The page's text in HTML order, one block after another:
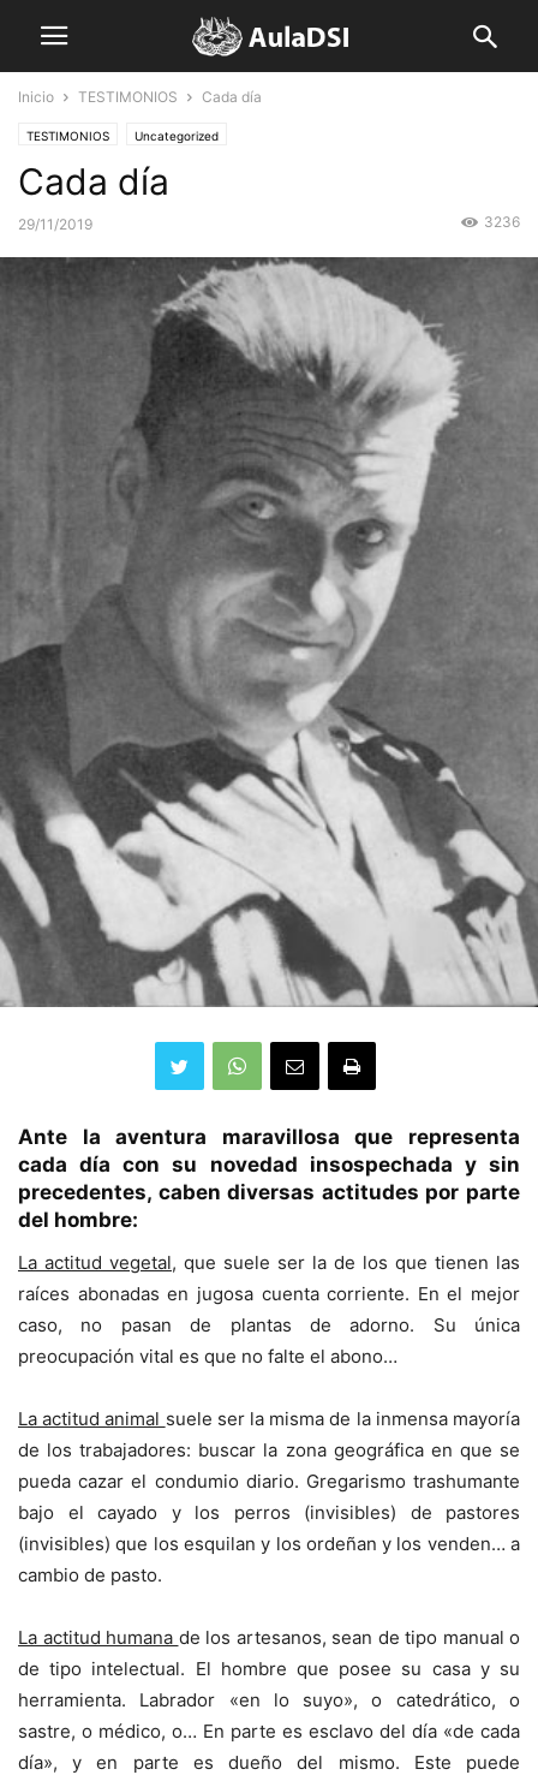
Inicio TESTIMONIOS Cada día
TESTIMONIOS Uncategorized
Cada día
29/11/2019 3236
Ante la aventura maravillosa que representa
cada día con su novedad insospechada y sin
precedentes, caben diversas actitudes por parte
del hombre:
La actitud vegetal, que suele ser la de los que tienen las
raíces abonadas en jugosa cuenta corriente. En el mejor
caso, no pasan de plantas de adorno. Su única
preocupación vital es que no falte el abono…
La actitud animal suele ser la misma de la inmensa mayoría
de los trabajadores: buscar la zona geográfica en que se
pueda cazar el condumio diario. Gregarismo trashumante
bajo el cayado y los perros (invisibles) de pastores
(invisibles) que los esquilan y los ordeñan y los venden… a
cambio de pasto.
La actitud humana de los artesanos, sean de tipo manual o
de tipo intelectual. El hombre que posee su casa y su
herramienta. Labrador «en lo suyo», o catedrático, o
sastre, o médico, o… En parte es esclavo del día «de cada
día», y en parte es dueño del mismo. Este puede